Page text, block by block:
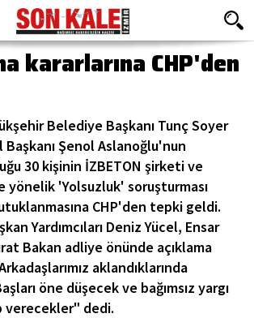
kararlarına CHP'den
Belediye Başkanı Tunç Soyer
Başkanı Şenol Aslanoğlu'nun
30 kişinin İZBETON şirketi ve
'Yolsuzluk' soruşturması
CHP'den tepki geldi.
Yardımcıları Deniz Yücel, Ensar
Bakan adliye önünde açıklama
aklandıklarında
öne düşecek ve bağımsız yargı
verecekler" dedi.